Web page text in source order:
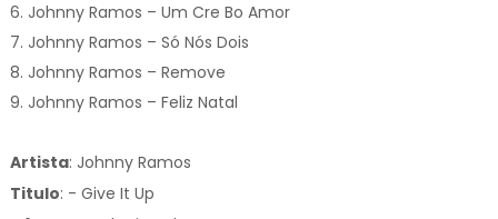
6. Johnny Ramos – Um Cre Bo Amor
7. Johnny Ramos – Só Nós Dois
8. Johnny Ramos – Remove
9. Johnny Ramos – Feliz Natal
Artista: Johnny Ramos
Titulo: - Give It Up